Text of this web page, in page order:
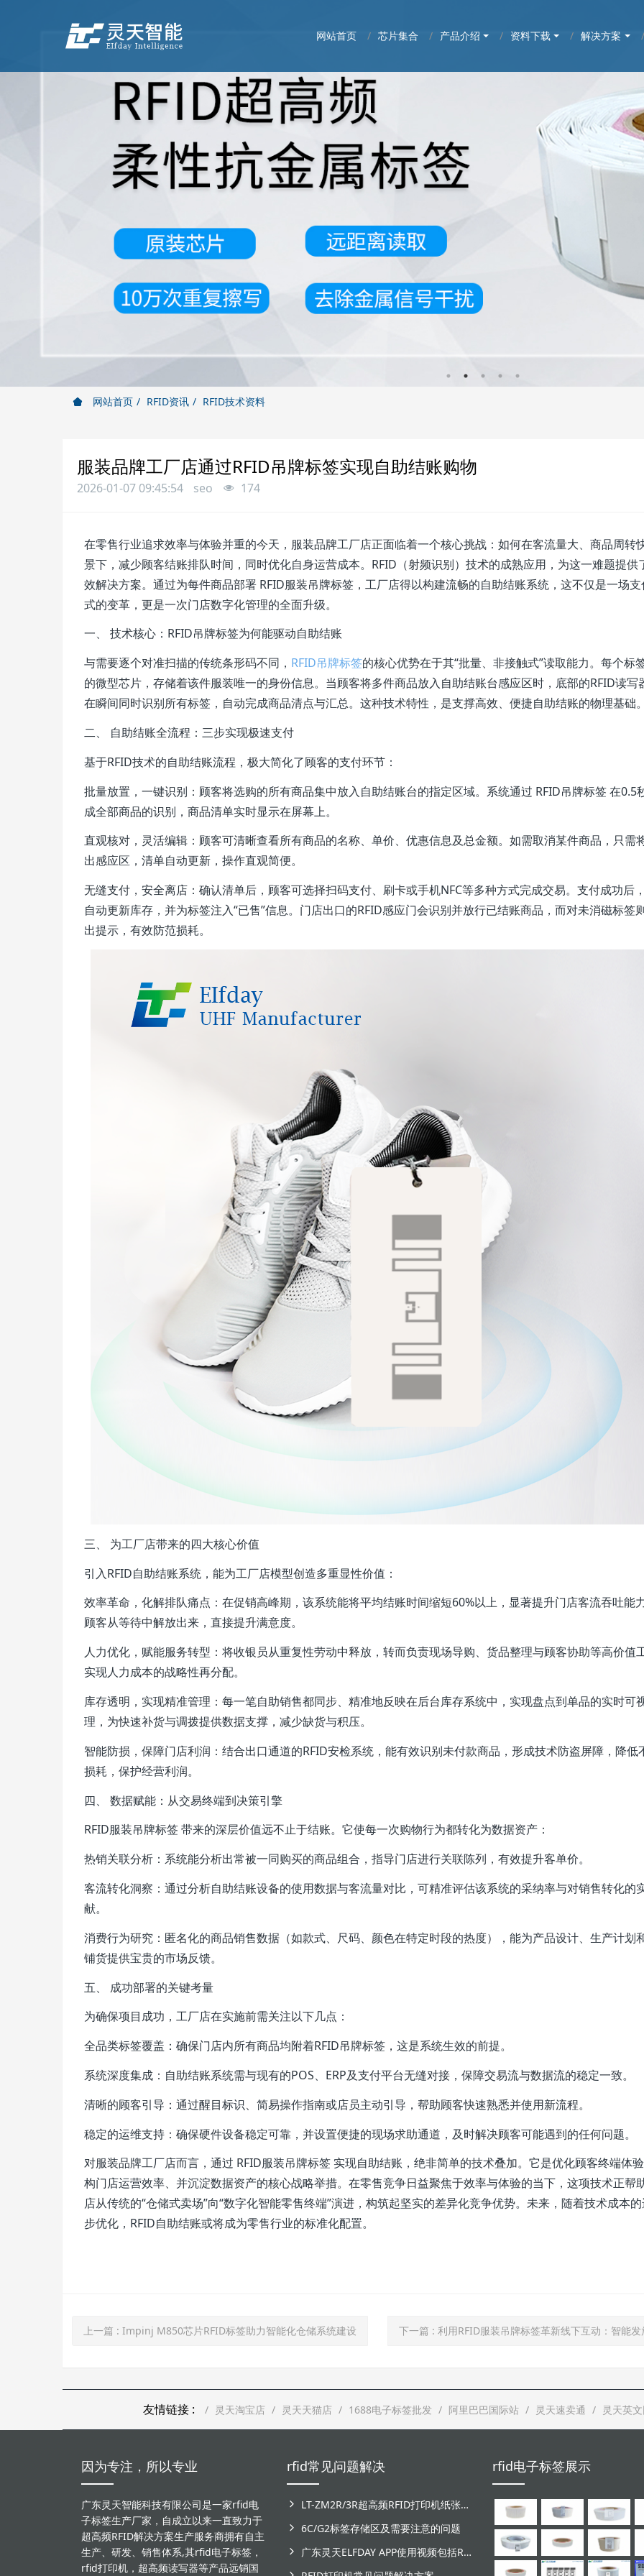
网站首页 芯片集合 产品介绍 资料下载 解决方案
网站首页 RFID资讯 RFID技术资料
服装品牌工厂店通过RFID吊牌标签实现自助结账购物
2026-01-07 09:45:54 seo 174
在零售行业追求效率与体验并重的今天，服装品牌工厂店正面临着一个核心挑战：如何在客流量大、商品周转
景下，减少顾客结账排队时间，同时优化自身运营成本。RFID（射频识别）技术的成熟应用，为这一难题提供
效解决方案。通过为每件商品部署 RFID服装吊牌标签，工厂店得以构建流畅的自助结账系统，这不仅是一场
式的变革，更是一次门店数字化管理的全面升级。
一、 技术核心：RFID吊牌标签为何能驱动自助结账
与需要逐个对准扫描的传统条形码不同， RFID吊牌标签的核心优势在于其“批量、非接触式”读取能力。每个标
的微型芯片，存储着该件服装唯一的身份信息。当顾客将多件商品放入自助结账台感应区时，底部的RFID读写
在瞬间同时识别所有标签，自动完成商品清点与汇总。这种技术特性，是支撑高效、便捷自助结账的物理基础
二、 自助结账全流程：三步实现极速支付
基于RFID技术的自助结账流程，极大简化了顾客的支付环节：
批量放置，一键识别：顾客将选购的所有商品集中放入自助结账台的指定区域。系统通过 RFID吊牌标签 在0.5
成全部商品的识别，商品清单实时显示在屏幕上。
直观核对，灵活编辑：顾客可清晰查看所有商品的名称、单价、优惠信息及总金额。如需取消某件商品，只需
出感应区，清单自动更新，操作直观简便。
无缝支付，安全离店：确认清单后，顾客可选择扫码支付、刷卡或手机NFC等多种方式完成交易。支付成功后
自动更新库存，并为标签注入“已售”信息。门店出口的RFID感应门会识别并放行已结账商品，而对未消磁标签
出提示，有效防范损耗。
三、 为工厂店带来的四大核心价值
引入RFID自助结账系统，能为工厂店模型创造多重显性价值：
效率革命，化解排队痛点：在促销高峰期，该系统能将平均结账时间缩短60%以上，显著提升门店客流吞吐能
顾客从等待中解放出来，直接提升满意度。
人力优化，赋能服务转型：将收银员从重复性劳动中释放，转而负责现场导购、货品整理与顾客协助等高价值
实现人力成本的战略性再分配。
库存透明，实现精准管理：每一笔自助销售都同步、精准地反映在后台库存系统中，实现盘点到单品的实时可
理，为快速补货与调拨提供数据支撑，减少缺货与积压。
智能防损，保障门店利润：结合出口通道的RFID安检系统，能有效识别未付款商品，形成技术防盗屏障，降低
损耗，保护经营利润。
四、 数据赋能：从交易终端到决策引擎
RFID服装吊牌标签 带来的深层价值远不止于结账。它使每一次购物行为都转化为数据资产：
热销关联分析：系统能分析出常被一同购买的商品组合，指导门店进行关联陈列，有效提升客单价。
客流转化洞察：通过分析自助结账设备的使用数据与客流量对比，可精准评估该系统的采纳率与对销售转化的
献。
消费行为研究：匿名化的商品销售数据（如款式、尺码、颜色在特定时段的热度），能为产品设计、生产计划
铺货提供宝贵的市场反馈。
五、 成功部署的关键考量
为确保项目成功，工厂店在实施前需关注以下几点：
全品类标签覆盖：确保门店内所有商品均附着RFID吊牌标签，这是系统生效的前提。
系统深度集成：自助结账系统需与现有的POS、ERP及支付平台无缝对接，保障交易流与数据流的稳定一致。
清晰的顾客引导：通过醒目标识、简易操作指南或店员主动引导，帮助顾客快速熟悉并使用新流程。
稳定的运维支持：确保硬件设备稳定可靠，并设置便捷的现场求助通道，及时解决顾客可能遇到的任何问题。
对服装品牌工厂店而言，通过 RFID服装吊牌标签 实现自助结账，绝非简单的技术叠加。它是优化顾客终端体
构门店运营效率、并沉淀数据资产的核心战略举措。在零售竞争日益聚焦于效率与体验的当下，这项技术正帮
店从传统的“仓储式卖场”向“数字化智能零售终端”演进，构筑起坚实的差异化竞争优势。未来，随着技术成本
步优化，RFID自助结账或将成为零售行业的标准化配置。
上一篇 : Impinj M850芯片RFID标签助力智能化仓储系统建设 下一篇 : 利用RFID服装吊牌标签革新线下互动：智能发放电子礼品，赋能品牌
友情链接 : 灵天淘宝店 灵天天猫店 1688电子标签批发 阿里巴巴国际站 灵天速卖通 灵天英
因为专注，所以专业
广东灵天智能科技有限公司是一家rfid电
子标签生产厂家，自成立以来一直致力于
超高频RFID解决方案生产服务商拥有自主
生产、研发、销售体系,其rfid电子标签，
rfid打印机，超高频读写器等产品远销国
rfid常见问题解决
LT-ZM2R/3R超高频RFID打印机纸张和碳带安装视频
6C/G2标签存储区及需要注意的问题
广东灵天ELFDAY APP使用视频包括RFID超高频设备和NFC芯片标签感应
rfid电子标签展示